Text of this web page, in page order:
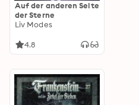
Auf der anderen Seite
der Sterne
Liv Modes
4.8